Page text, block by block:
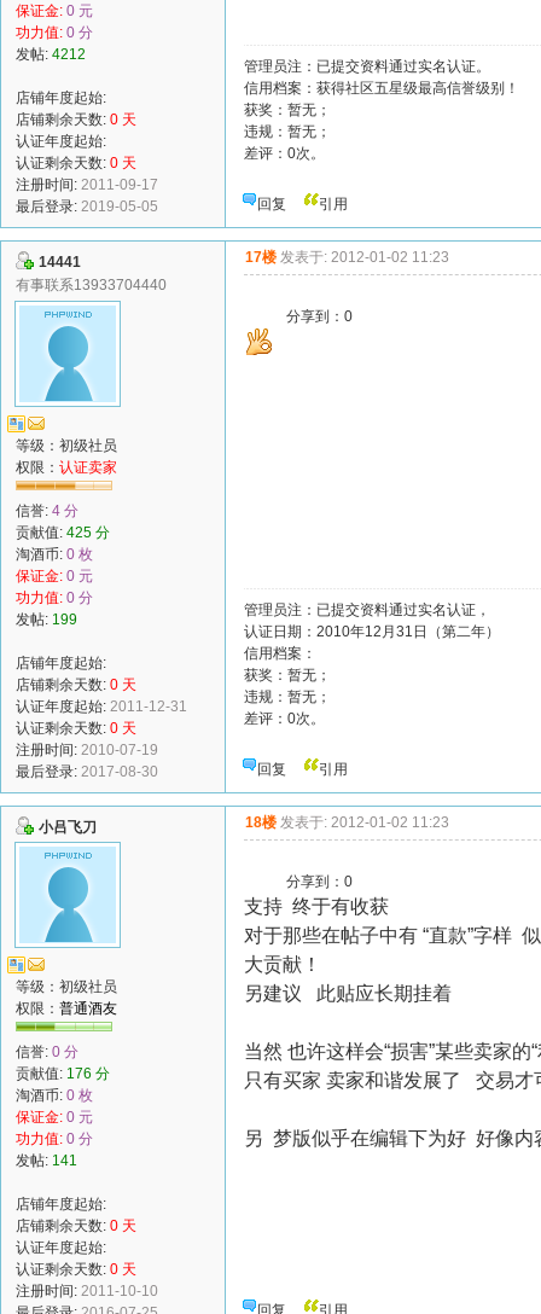
保证金: 0 元
功力值: 0 分
发帖: 4212
店铺年度起始:
店铺剩余天数: 0 天
认证年度起始:
认证剩余天数: 0 天
注册时间: 2011-09-17
最后登录: 2019-05-05
管理员注：已提交资料通过实名认证。
信用档案：获得社区五星级最高信誉级别！
获奖：暂无；
违规：暂无；
差评：0次。
回复 引用
14441
有事联系13933704440
等级：初级社员
权限： 认证卖家
信誉: 4 分
贡献值: 425 分
淘酒币: 0 枚
保证金: 0 元
功力值: 0 分
发帖: 199
店铺年度起始:
店铺剩余天数: 0 天
认证年度起始: 2011-12-31
认证剩余天数: 0 天
注册时间: 2010-07-19
最后登录: 2017-08-30
17楼 发表于: 2012-01-02 11:23
分享到： 0
管理员注：已提交资料通过实名认证，
认证日期：2010年12月31日（第二年）
信用档案：
获奖：暂无；
违规：暂无；
差评：0次。
回复 引用
小吕飞刀
等级：初级社员
权限： 普通酒友
信誉: 0 分
贡献值: 176 分
淘酒币: 0 枚
保证金: 0 元
功力值: 0 分
发帖: 141
店铺年度起始:
店铺剩余天数: 0 天
认证年度起始:
认证剩余天数: 0 天
注册时间: 2011-10-10
18楼 发表于: 2012-01-02 11:23
分享到： 0
支持 终于有收获
对于那些在帖子中有 “直款”字样
大贡献！
另建议 此贴应长期挂着
当然 也许这样会“损害”某些卖家
只有买家 卖家和谐发展了 交易才
另 梦版似乎在编辑下为好 好像内
回复 引用